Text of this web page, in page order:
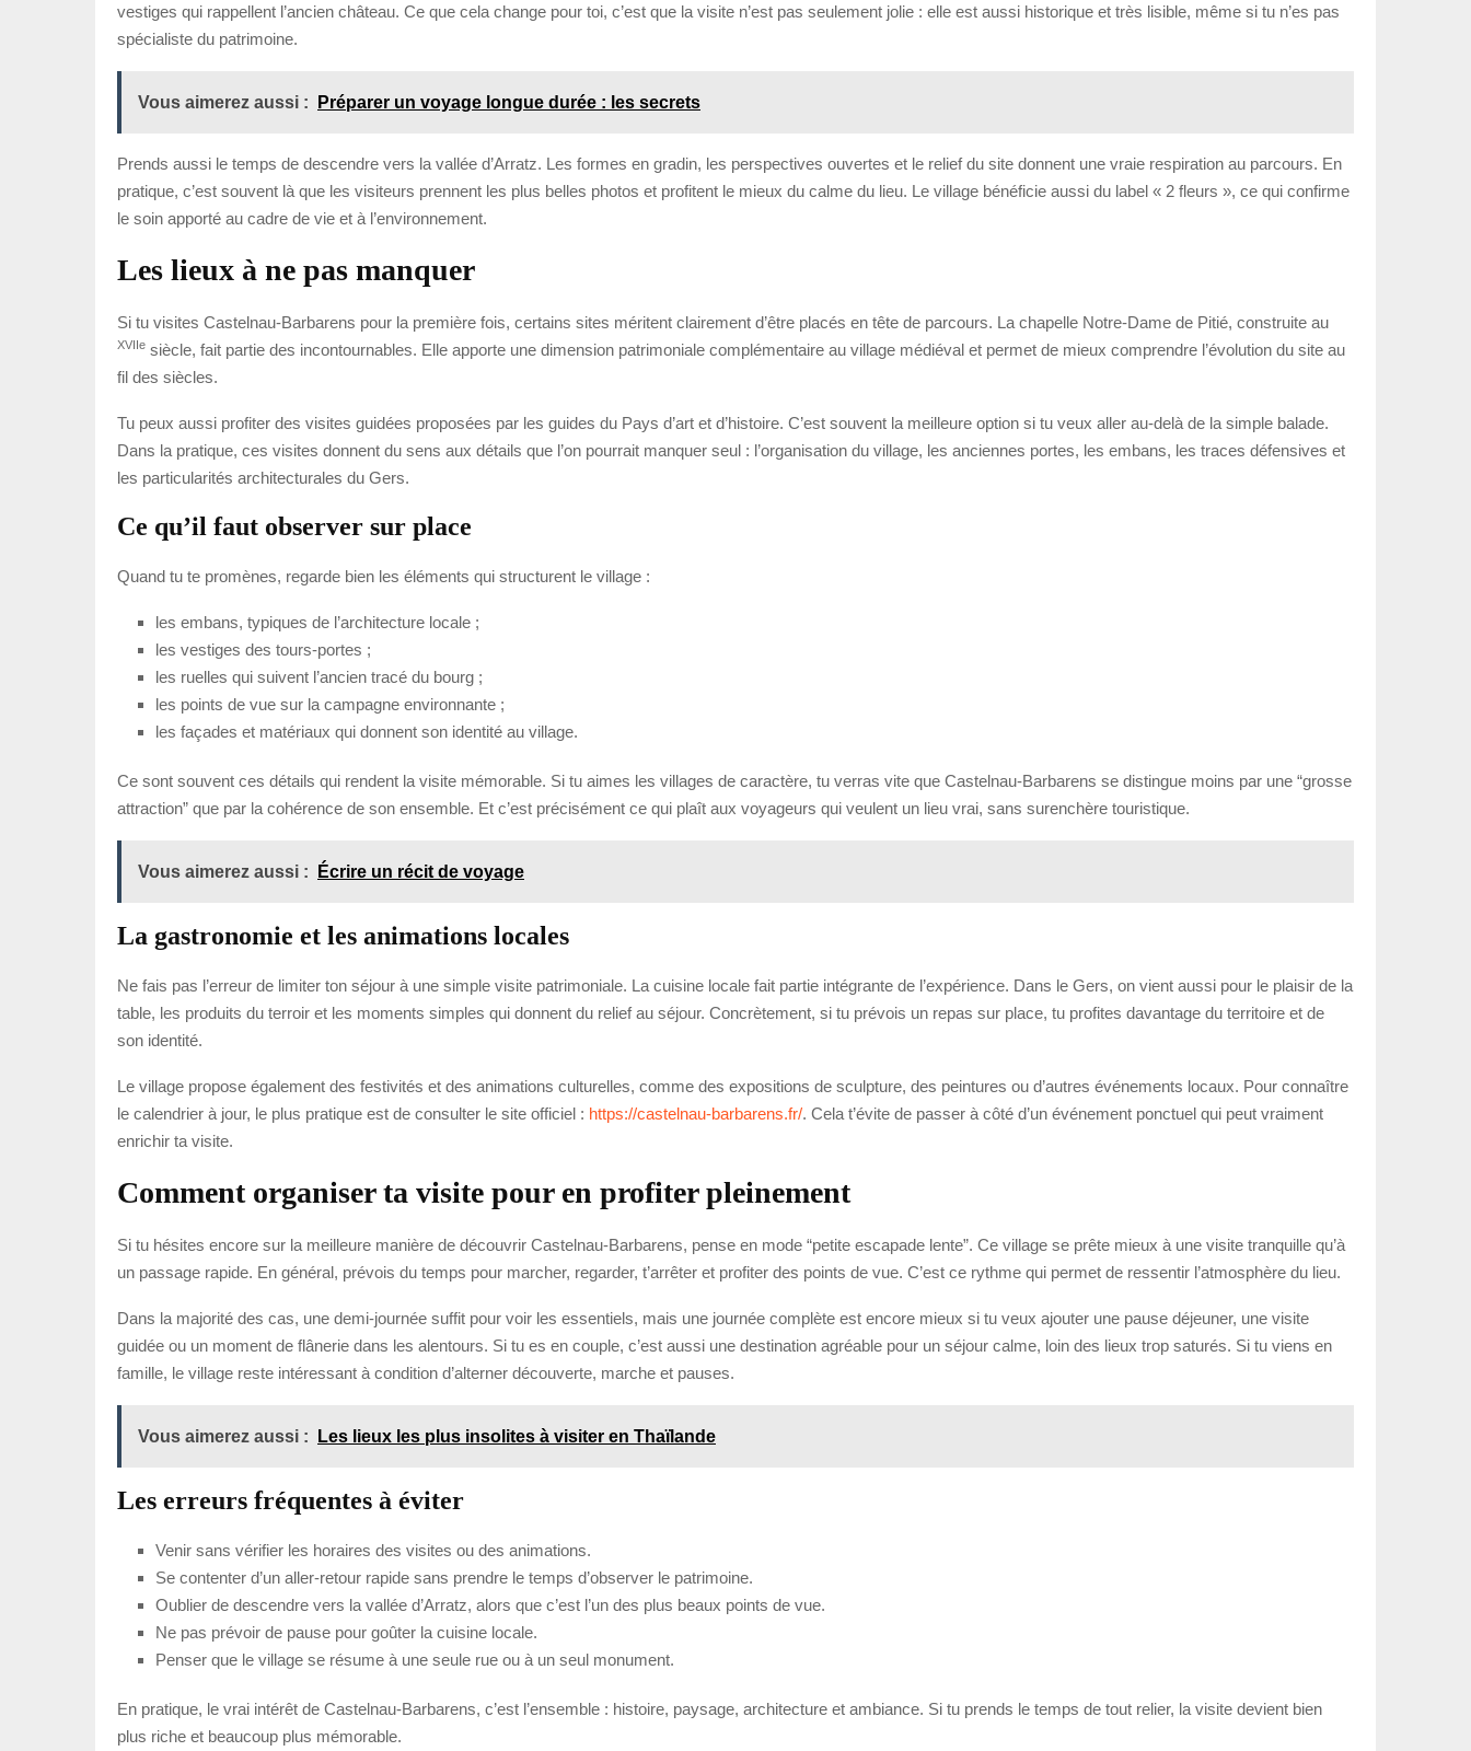
vestiges qui rappellent l’ancien château. Ce que cela change pour toi, c’est que la visite n’est pas seulement jolie : elle est aussi historique et très lisible, même si tu n’es pas
spécialiste du patrimoine.
Vous aimerez aussi : Préparer un voyage longue durée : les secrets
Prends aussi le temps de descendre vers la vallée d’Arratz. Les formes en gradin, les perspectives ouvertes et le relief du site donnent une vraie respiration au parcours. En
pratique, c’est souvent là que les visiteurs prennent les plus belles photos et profitent le mieux du calme du lieu. Le village bénéficie aussi du label « 2 fleurs », ce qui confirme
le soin apporté au cadre de vie et à l’environnement.
Les lieux à ne pas manquer
Si tu visites Castelnau-Barbarens pour la première fois, certains sites méritent clairement d’être placés en tête de parcours. La chapelle Notre-Dame de Pitié, construite au
XVIIe siècle, fait partie des incontournables. Elle apporte une dimension patrimoniale complémentaire au village médiéval et permet de mieux comprendre l’évolution du site au
fil des siècles.
Tu peux aussi profiter des visites guidées proposées par les guides du Pays d’art et d’histoire. C’est souvent la meilleure option si tu veux aller au-delà de la simple balade.
Dans la pratique, ces visites donnent du sens aux détails que l’on pourrait manquer seul : l’organisation du village, les anciennes portes, les embans, les traces défensives et
les particularités architecturales du Gers.
Ce qu’il faut observer sur place
Quand tu te promènes, regarde bien les éléments qui structurent le village :
les embans, typiques de l’architecture locale ;
les vestiges des tours-portes ;
les ruelles qui suivent l’ancien tracé du bourg ;
les points de vue sur la campagne environnante ;
les façades et matériaux qui donnent son identité au village.
Ce sont souvent ces détails qui rendent la visite mémorable. Si tu aimes les villages de caractère, tu verras vite que Castelnau-Barbarens se distingue moins par une “grosse
attraction” que par la cohérence de son ensemble. Et c’est précisément ce qui plaît aux voyageurs qui veulent un lieu vrai, sans surenchère touristique.
Vous aimerez aussi : Écrire un récit de voyage
La gastronomie et les animations locales
Ne fais pas l’erreur de limiter ton séjour à une simple visite patrimoniale. La cuisine locale fait partie intégrante de l’expérience. Dans le Gers, on vient aussi pour le plaisir de la
table, les produits du terroir et les moments simples qui donnent du relief au séjour. Concrètement, si tu prévois un repas sur place, tu profites davantage du territoire et de
son identité.
Le village propose également des festivités et des animations culturelles, comme des expositions de sculpture, des peintures ou d’autres événements locaux. Pour connaître
le calendrier à jour, le plus pratique est de consulter le site officiel : https://castelnau-barbarens.fr/. Cela t’évite de passer à côté d’un événement ponctuel qui peut vraiment
enrichir ta visite.
Comment organiser ta visite pour en profiter pleinement
Si tu hésites encore sur la meilleure manière de découvrir Castelnau-Barbarens, pense en mode “petite escapade lente”. Ce village se prête mieux à une visite tranquille qu’à
un passage rapide. En général, prévois du temps pour marcher, regarder, t’arrêter et profiter des points de vue. C’est ce rythme qui permet de ressentir l’atmosphère du lieu.
Dans la majorité des cas, une demi-journée suffit pour voir les essentiels, mais une journée complète est encore mieux si tu veux ajouter une pause déjeuner, une visite
guidée ou un moment de flânerie dans les alentours. Si tu es en couple, c’est aussi une destination agréable pour un séjour calme, loin des lieux trop saturés. Si tu viens en
famille, le village reste intéressant à condition d’alterner découverte, marche et pauses.
Vous aimerez aussi : Les lieux les plus insolites à visiter en Thaïlande
Les erreurs fréquentes à éviter
Venir sans vérifier les horaires des visites ou des animations.
Se contenter d’un aller-retour rapide sans prendre le temps d’observer le patrimoine.
Oublier de descendre vers la vallée d’Arratz, alors que c’est l’un des plus beaux points de vue.
Ne pas prévoir de pause pour goûter la cuisine locale.
Penser que le village se résume à une seule rue ou à un seul monument.
En pratique, le vrai intérêt de Castelnau-Barbarens, c’est l’ensemble : histoire, paysage, architecture et ambiance. Si tu prends le temps de tout relier, la visite devient bien
plus riche et beaucoup plus mémorable.